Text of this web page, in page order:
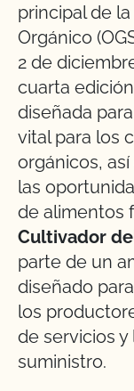
principal de
Orgánico
2 de
cuarta
diseñada
vital para los
orgánicos,
las
de alimentos
Cultivador
parte de un
diseñado
los
de servicios
suministro.